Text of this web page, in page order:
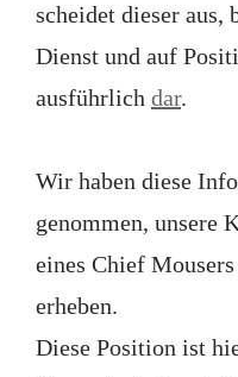
scheidet dieser
Dienst und auf
ausführlich dar.
Wir haben diese
genommen, unsere
eines Chief
erheben.
Diese Position ist